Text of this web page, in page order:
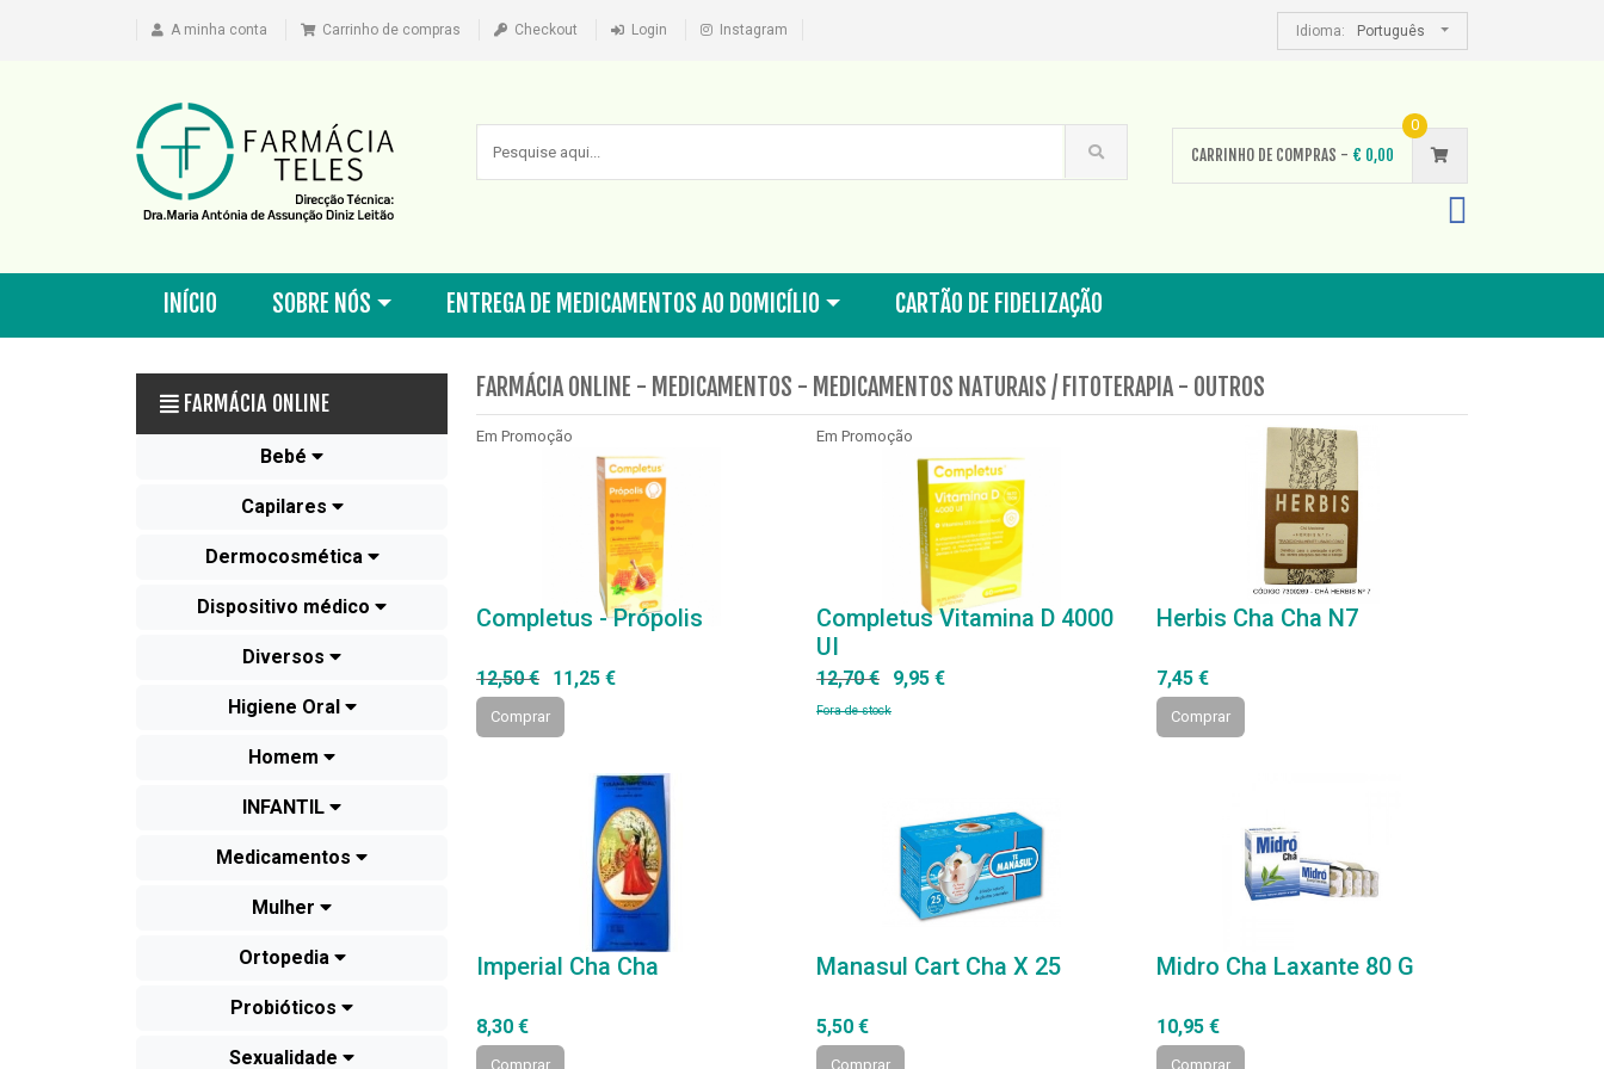
A minha conta Carrinho de compras Checkout Login Instagram Idioma: Português
CARRINHO DE COMPRAS - € 0,00
0
INÍCIO SOBRE NÓS ENTREGA DE MEDICAMENTOS AO DOMICÍLIO CARTÃO DE FIDELIZAÇÃO
FARMÁCIA ONLINE
Bebé
Capilares
Dermocosmética
Dispositivo médico
Diversos
Higiene Oral
Homem
INFANTIL
Medicamentos
Mulher
Ortopedia
Probióticos
Sexualidade
FARMÁCIA ONLINE - MEDICAMENTOS - MEDICAMENTOS NATURAIS / FITOTERAPIA - OUTROS
Em Promoção
Completus - Própolis
12,50 € 11,25 €
Comprar
Em Promoção
Completus Vitamina D 4000
UI
12,70 € 9,95 €
Fora de stock
Herbis Cha Cha N7
7,45 €
Comprar
Imperial Cha Cha
8,30 €
Comprar
Manasul Cart Cha X 25
5,50 €
Comprar
Midro Cha Laxante 80 G
10,95 €
Comprar